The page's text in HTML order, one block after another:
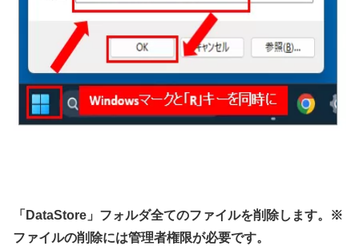
「DataStore」フォルダ全てのファイルを削除します。※
ファイルの削除には管理者権限が必要です。